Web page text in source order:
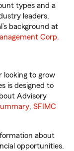
types and a
leaders.
background at
Corp.
looking to grow
is designed to
Advisory
, SFIMC
about
opportunities.